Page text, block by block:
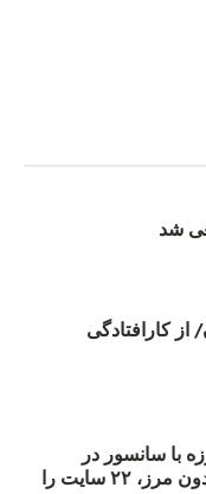
شد
از کارافتادگی
با سانسور در
اینترنت: #آزادی هم‌آیند گزارشگران‌ بدون مرز، ۲۲ سایت را